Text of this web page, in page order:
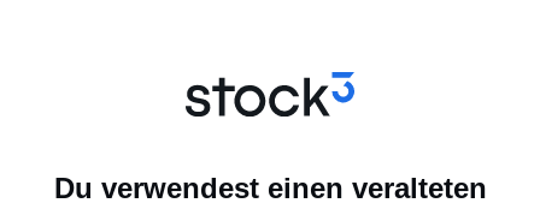
Du verwendest einen veralteten